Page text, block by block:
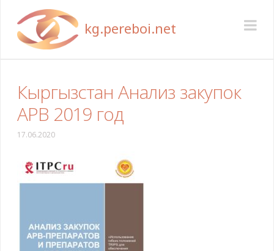
Pereboi
Кыргызстан Анализ закупок
АРВ 2019 год
17.06.2020